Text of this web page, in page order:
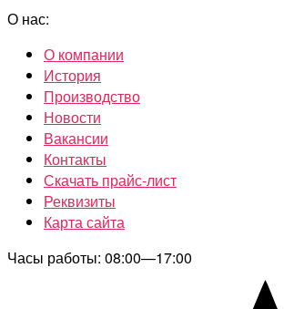
О нас:
О компании
История
Производство
Новости
Вакансии
Контакты
Скачать прайс-лист
Реквизиты
Карта сайта
Часы работы: 08:00—17:00